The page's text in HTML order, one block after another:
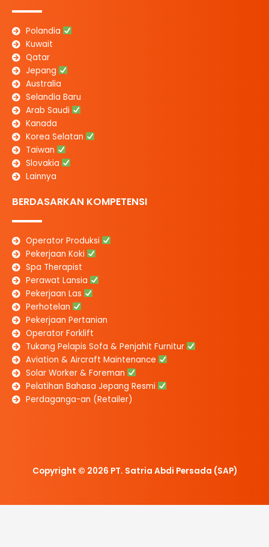
Polandia
Kuwait
Qatar
Jepang
Australia
Selandia Baru
Arab Saudi
Kanada
Korea Selatan
Taiwan
Slovakia
Lainnya
BERDASARKAN KOMPETENSI
Operator Produksi
Pekerjaan Koki
Spa Therapist
Perawat Lansia
Pekerjaan Las
Perhotelan
Pekerjaan Pertanian
Operator Forklift
Tukang Pelapis Sofa & Penjahit Furnitur
Aviation & Aircraft Maintenance
Solar Worker & Foreman
Pelatihan Bahasa Jepang Resmi
Perdaganga-an (Retailer)
Copyright © 2026 PT. Satria Abdi Persada (SAP)